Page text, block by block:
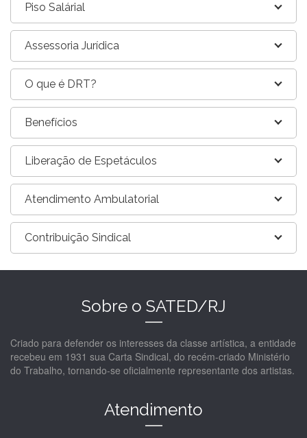
Piso Salárial
Assessoria Jurídica
O que é DRT?
Benefícios
Liberação de Espetáculos
Atendimento Ambulatorial
Contribuição Sindical
Sobre o SATED/RJ
Criado para defender os interesses da classe artística, a entidade
recebeu em 1931 sua Carta Sindical, do recém-criado Ministério
do Trabalho, tornando-se oficialmente representante dos artistas.
Atendimento